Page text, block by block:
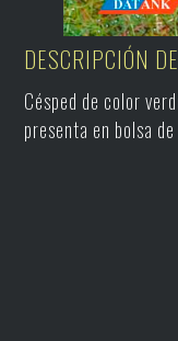
DESCRIPCIÓN
Césped de color
presenta en bolsa